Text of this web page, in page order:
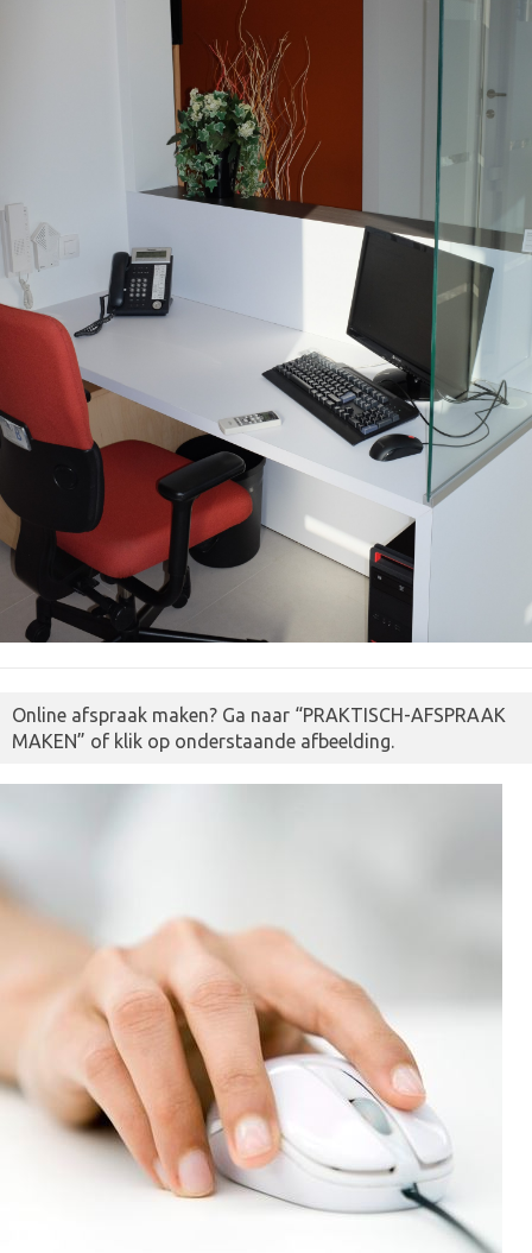
Online afspraak maken? Ga naar “PRAKTISCH-AFSPRAAK
MAKEN” of klik op onderstaande afbeelding.